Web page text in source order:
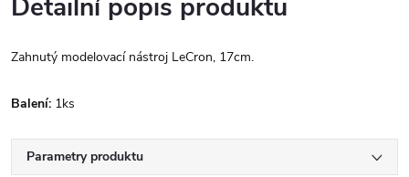
Detailní popis produktu
Zahnutý modelovací nástroj LeCron, 17cm.
Balení: 1ks
Parametry produktu